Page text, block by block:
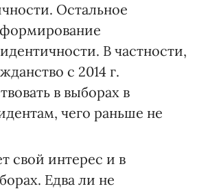
Остальное
В частности,
с 2014 г.
в выборах в
чего раньше не
свой интерес и в
Едва ли не